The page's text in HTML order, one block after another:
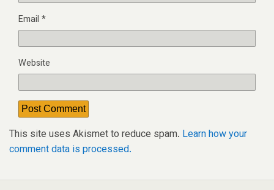
Email *
Website
This site uses Akismet to reduce spam. Learn how your
comment data is processed.